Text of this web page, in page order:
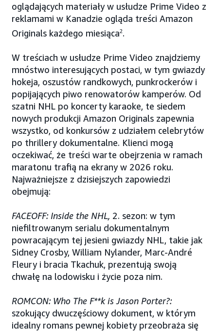
oglądających materiały w usłudze Prime Video z
reklamami w Kanadzie ogląda treści Amazon
Originals każdego miesiąca2.
W treściach w usłudze Prime Video znajdziemy
mnóstwo interesujących postaci, w tym gwiazdy
hokeja, oszustów randkowych, punkrockerów i
popijających piwo renowatorów kamperów. Od
szatni NHL po koncerty karaoke, te siedem
nowych produkcji Amazon Originals zapewnia
wszystko, od konkursów z udziałem celebrytów
po thrillery dokumentalne. Klienci mogą
oczekiwać, że treści warte obejrzenia w ramach
maratonu trafią na ekrany w 2026 roku.
Najważniejsze z dzisiejszych zapowiedzi
obejmują:
FACEOFF: Inside the NHL, 2. sezon: w tym
niefiltrowanym serialu dokumentalnym
powracającym tej jesieni gwiazdy NHL, takie jak
Sidney Crosby, William Nylander, Marc-André
Fleury i bracia Tkachuk, prezentują swoją
chwałę na lodowisku i życie poza nim.
ROMCON: Who The F**k is Jason Porter?:
szokujący dwuczęściowy dokument, w którym
idealny romans pewnej kobiety przeobraża się